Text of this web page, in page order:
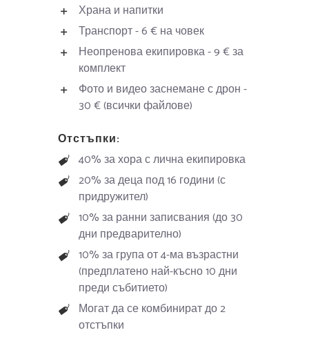
Храна и напитки
Транспорт - 6 € на човек
Неопренова екипировка - 9 € за
комплект
Фото и видео заснемане с дрон -
30 € (всички файлове)
Отстъпки:
40% за хора с лична екипировка
20% за деца под 16 години (с
придружител)
10% за ранни записвания (до 30
дни предварително)
10% за група от 4-ма възрастни
(предплатено най-късно 10 дни
преди събитието)
Могат да се комбинират до 2
отстъпки